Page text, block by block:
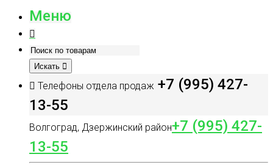
Меню
Искать
Телефоны отдела продаж +7 (995) 427-
13-55
Волгоград, Дзержинский район+7 (995) 427-
13-55